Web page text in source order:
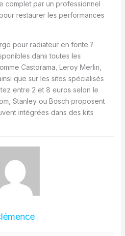
complet par un professionnel
restaurer les performances
pour radiateur en fonte ?
dans toutes les
Castorama, Leroy Merlin,
que sur les sites spécialisés
entre 2 et 8 euros selon le
Stanley ou Bosch proposent
intégrées dans des kits